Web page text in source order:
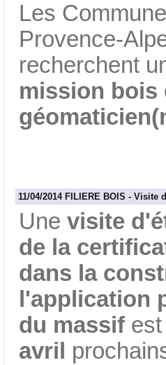
Les
Provence-
recherchent
mission bois
11/04/2014 FILIERE BOIS -
Une visite
de la
dans la
l'application
du massifest
avril